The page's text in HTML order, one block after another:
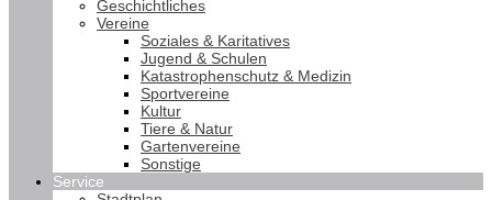
Geschichtliches
Vereine
Soziales & Karitatives
Jugend & Schulen
Katastrophenschutz & Medizin
Sportvereine
Kultur
Tiere & Natur
Gartenvereine
Sonstige
Service